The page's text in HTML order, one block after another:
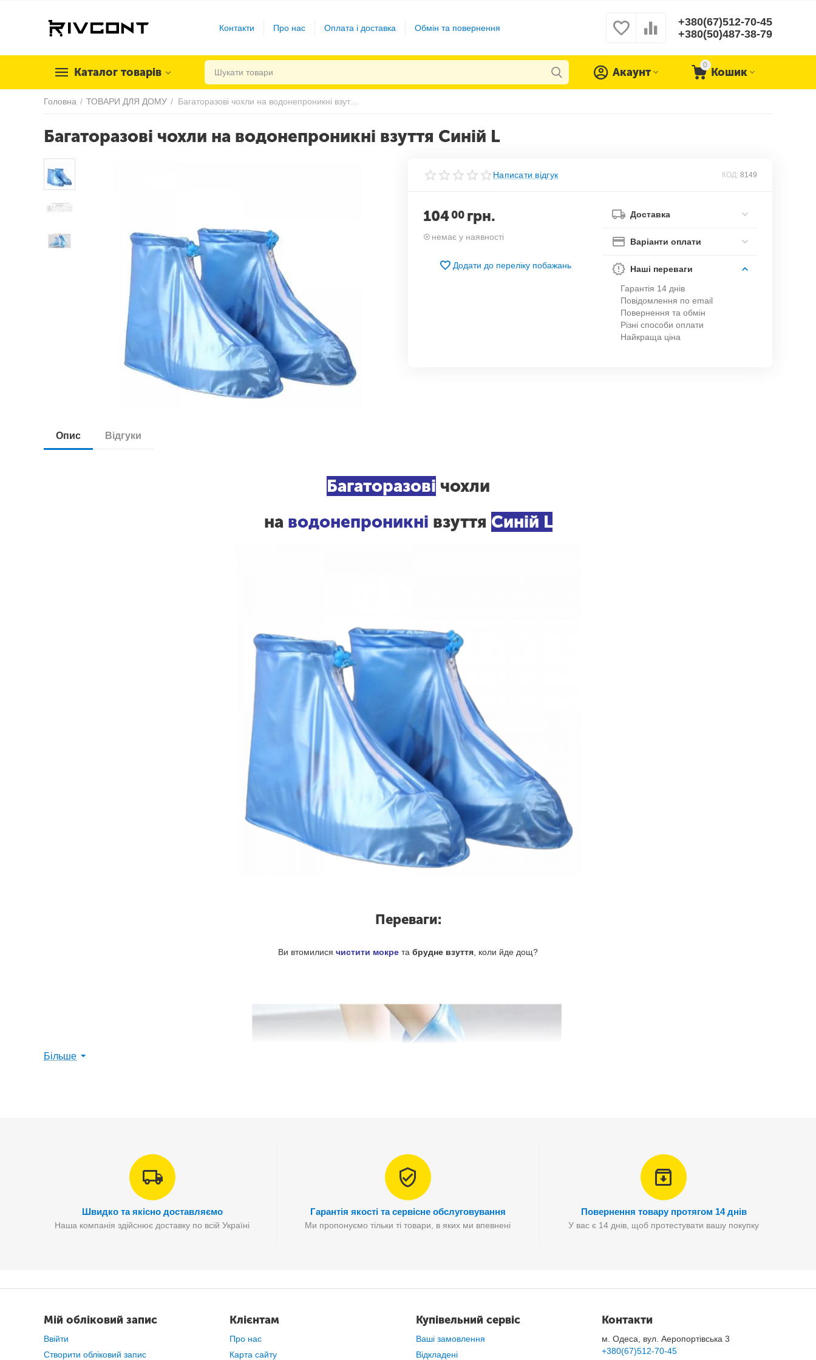
Контакти Про нас Оплата і доставка Обмін та повернення
+380(67)512-70-45
+380(50)487-38-79
Каталог товарів
0
Кошик
Акаунт
Головна / ТОВАРИ ДЛЯ ДОМУ /
Багаторазові чохли на водонепроникні взуття Синій L
Написати відгук КОД: 8149
10400 грн.
немає у наявності
Додати до переліку побажань
Доставка
Варіанти оплати
Наші переваги
Гарантія 14 днів
Повідомлення по email
Повернення та обмін
Різні способи оплати
Найкраща ціна
Опис Відгуки
Багаторазові чохли
на водонепроникні взуття Синій L
Переваги:
Ви втомилися чистити мокре та брудне взуття , коли йде дощ?
Більше
Швидко та якісно доставляємо
Наша компанія здійснює доставку по всій Україні
Гарантія якості та сервісне обслуговування
Ми пропонуємо тільки ті товари, в яких ми впевнені
Повернення товару протягом 14 днів
У вас є 14 днів, щоб протестувати вашу покупку
Мій обліковий запис
Ввійти
Створити обліковий запис
Клієнтам
Про нас
Карта сайту
Купівельний сервіс
Ваші замовлення
Відкладені
Контакти
м. Одеса, вул. Аеропортівська 3
+380(67)512-70-45